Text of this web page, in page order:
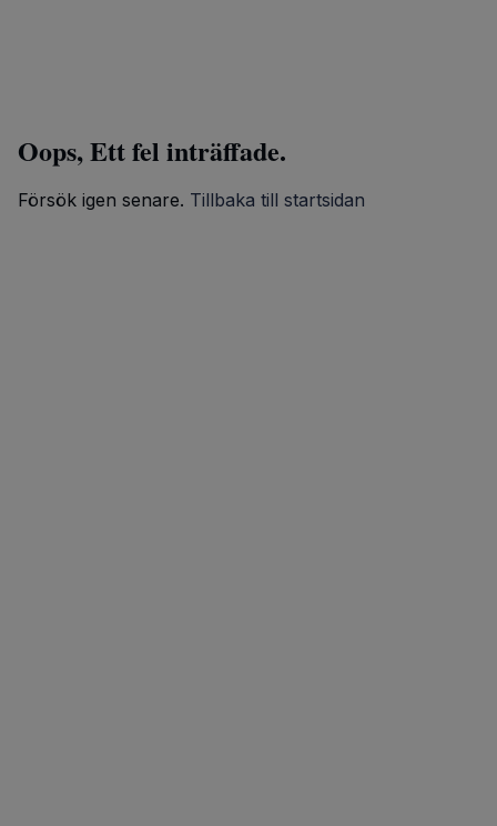
Oops, Ett fel inträffade.
Försök igen senare. Tillbaka till startsidan